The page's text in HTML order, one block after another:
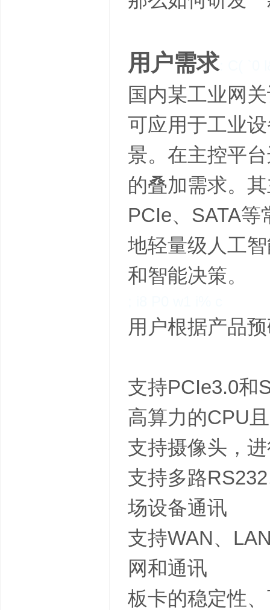
用户需求: C( `0
国内某工业网
可应用于工业
景。在主控平
的叠加需求。
PCIe、SATA
地轻量级人工
和智能决策。
用户根据产品
支持PCIe3.0和
高算力的CPU
支持摄像头，
支持多路
场设备通讯
支持WAN、
网和通讯
板卡的稳定性